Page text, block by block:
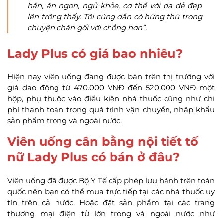
hẳn, ăn ngon, ngủ khỏe, cơ thể với da dẻ đẹp
lên trông thấy. Tôi cũng dần có hứng thú trong
chuyện chăn gối với chồng hơn”.
Lady Plus có giá bao nhiêu?
Hiện nay viên uống đang được bán trên thị trường với
giá dao động từ 470.000 VNĐ đến 520.000 VNĐ một
hộp, phụ thuộc vào điều kiện nhà thuốc cũng như chi
phí thanh toán trong quá trình vận chuyển, nhập khẩu
sản phẩm trong và ngoài nước.
Viên uống cân bằng nội tiết tố
nữ Lady Plus có bán ở đâu?
Viên uống đã được Bộ Y Tế cấp phép lưu hành trên toàn
quốc nên bạn có thể mua trực tiếp tại các nhà thuốc uy
tín trên cả nước. Hoặc đặt sản phẩm tại các trang
thương mại điện tử lớn trong và ngoài nước như